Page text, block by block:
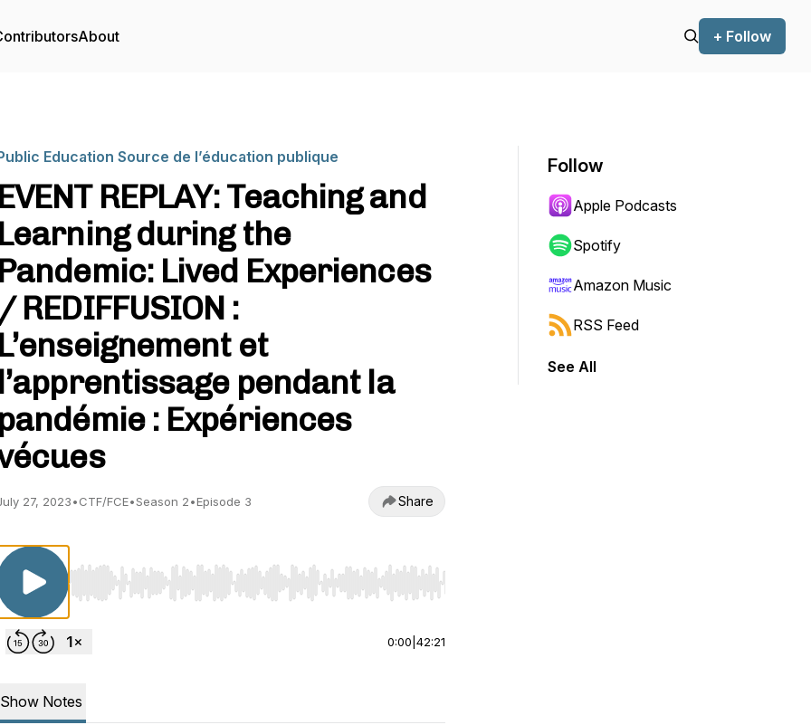
About + Follow
Education Source de l’éducation publique
EVENT REPLAY: Teaching and
Learning during the
Pandemic: Lived Experiences
/ REDIFFUSION :
L’enseignement et
l’apprentissage pendant la
pandémie : Expériences
27, 2023•CTF/FCE•Season 2•Episode 3 Share
Use Left/Right to seek, Home/End to jump to start or end. Hold shift to jump forward or backward.
0:00 42:21
Show Notes
Follow
Apple Podcasts
Spotify
Amazon Music
RSS Feed
See All